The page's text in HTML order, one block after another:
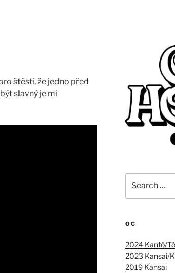
štěstí, že jedno před
slavný je mi
for:
OC
2024 Kantó/
2023 Kansai/
2019 Kansai